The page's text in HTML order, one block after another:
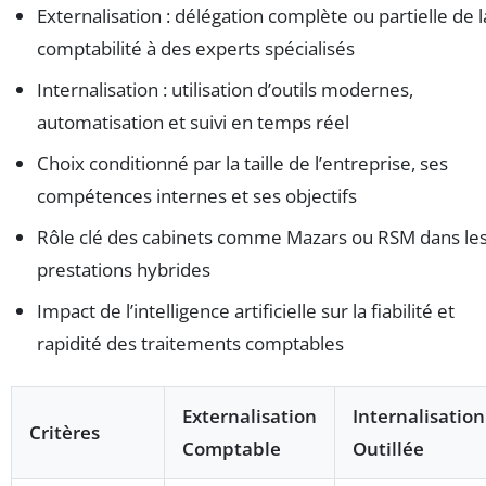
Externalisation : délégation complète ou partielle de
comptabilité à des experts spécialisés
Internalisation : utilisation d’outils modernes,
automatisation et suivi en temps réel
Choix conditionné par la taille de l’entreprise, ses
compétences internes et ses objectifs
Rôle clé des cabinets comme Mazars ou RSM dans
prestations hybrides
Impact de l’intelligence artificielle sur la fiabilité et
rapidité des traitements comptables
Critères
Externalisation
Comptable
Internalisation
Outillée